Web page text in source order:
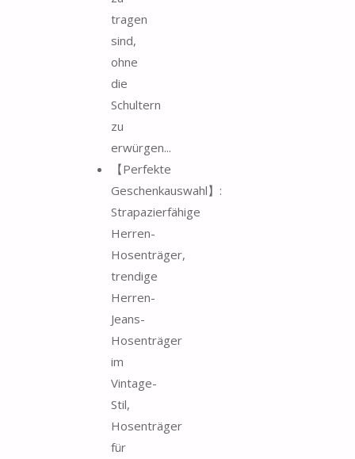
tragen
sind,
ohne
die
Schultern
zu
erwürgen...
【Perfekte
Geschenkauswahl】:
Strapazierfähige
Herren-
Hosenträger,
trendige
Herren-
Jeans-
Hosenträger
im
Vintage-
Stil,
Hosenträger
für